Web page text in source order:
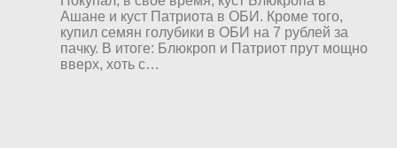
Ашане и куст Патриота в ОБИ. Кроме того,
купил семян голубики в ОБИ на 7 рублей за
пачку. В итоге: Блюкроп и Патриот прут мощно
вверх, хоть с…